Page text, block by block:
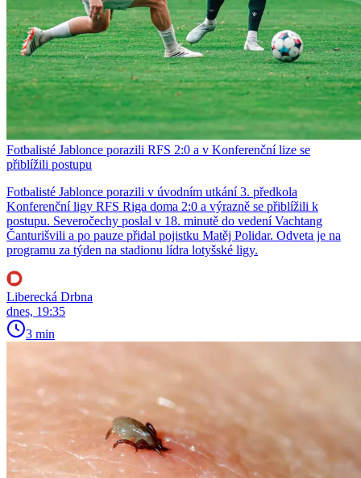
Fotbalisté Jablonce porazili RFS 2:0 a v Konferenční lize se
přiblížili postupu
Fotbalisté Jablonce porazili v úvodním utkání 3. předkola
Konferenční ligy RFS Riga doma 2:0 a výrazně se přiblížili k
postupu. Severočechy poslal v 18. minutě do vedení Vachtang
Čanturišvili a po pauze přidal pojistku Matěj Polidar. Odveta je na
programu za týden na stadionu lídra lotyšské ligy.
Liberecká Drbna
dnes, 19:35
3 min